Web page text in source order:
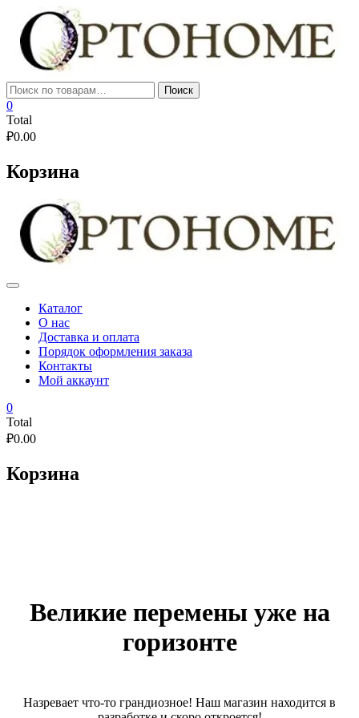
content
Искать: Поиск
0
Total
₽0.00
Корзина
Каталог
О нас
Доставка и оплата
Порядок оформления заказа
Контакты
Мой аккаунт
0
Total
₽0.00
Корзина
Великие перемены уже на
горизонте
Назревает что-то грандиозное! Наш магазин находится в